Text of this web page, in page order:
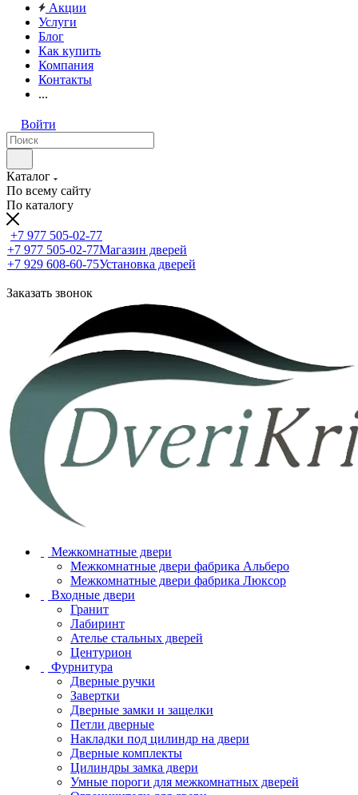
Акции
Услуги
Блог
Как купить
Компания
Контакты
...
Войти
Каталог
По всему сайту
По каталогу
+7 977 505-02-77
+7 977 505-02-77Магазин дверей
+7 929 608-60-75Установка дверей
Заказать звонок
Межкомнатные двери
Межкомнатные двери фабрика Альберо
Межкомнатные двери фабрика Люксор
Входные двери
Гранит
Лабиринт
Ателье стальных дверей
Центурион
Фурнитура
Дверные ручки
Завертки
Дверные замки и защелки
Петли дверные
Накладки под цилиндр на двери
Дверные комплекты
Цилиндры замка двери
Умные пороги для межкомнатных дверей